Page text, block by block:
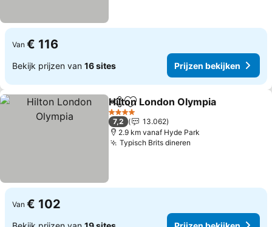
Van € 116
Bekijk prijzen van 16 sites Prijzen bekijken
DelenToevoegen aan favorieten
Hilton London Olympia
4 Sterren
7,2
13.062
2.9 km vanaf Hyde Park
Typisch Brits dineren
Van € 102